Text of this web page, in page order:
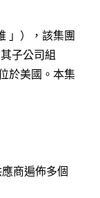
」），該集團
子公司組
於美國。本集
商遍佈多個